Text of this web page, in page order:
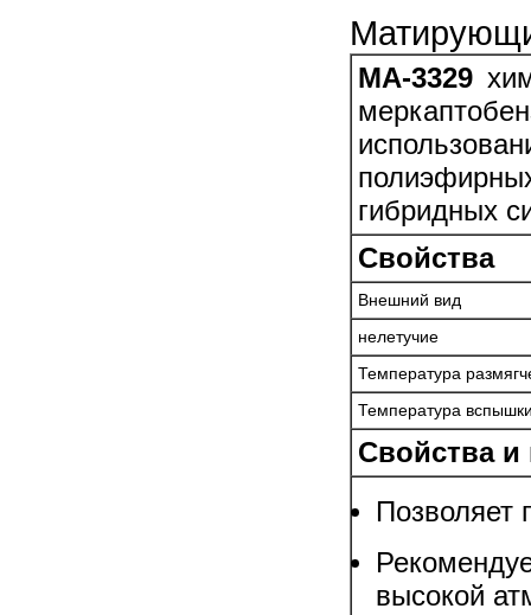
MA-3329
гибридных
Свойства
Внешний вид
нелетучие
Температура
Температура
Свойства
Позволяет
высокой